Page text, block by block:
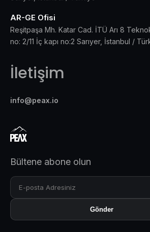
AR-GE Ofisi
Reşitpaşa Mh. Katar Cad. İTÜ Arı 8
no: 2/11 İç kapı no:2 Sarıyer, İstanbul /
İletişim
info@peax.io
Bültene abone olun
Gönder